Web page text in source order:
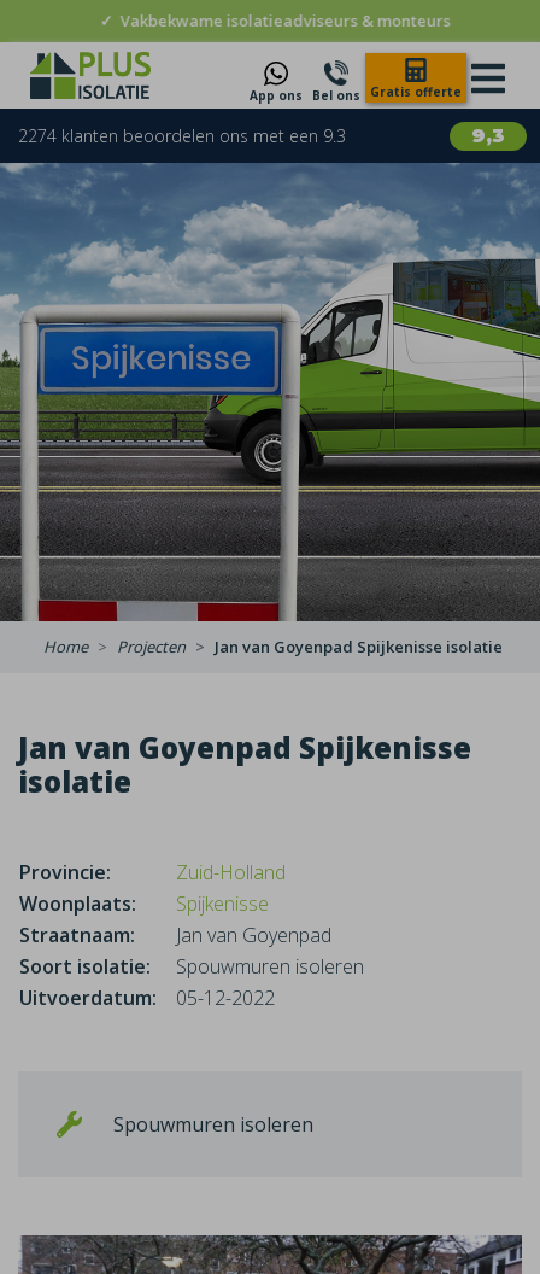
✓ Vakbekwame isolatieadviseurs & monteurs
App ons Bel ons Gratis offerte
9,3
2274 klanten beoordelen ons met een 9.3
Home Projecten Jan van Goyenpad Spijkenisse isolatie
Jan van Goyenpad Spijkenisse
isolatie
Provincie:
Zuid-Holland
Woonplaats:
Spijkenisse
Straatnaam:
Jan van Goyenpad
Soort isolatie:
Spouwmuren isoleren
Uitvoerdatum:
05-12-2022
Spouwmuren isoleren